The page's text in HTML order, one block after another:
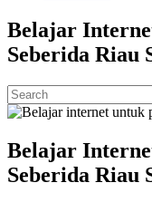
Belajar
Seberida Riau
Belajar
Seberida Riau